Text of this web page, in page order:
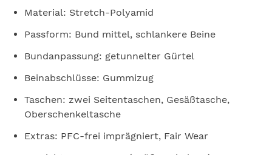
Material: Stretch-Polyamid
Passform: Bund mittel, schlankere Beine
Bundanpassung: getunnelter Gürtel
Beinabschlüsse: Gummizug
Taschen: zwei Seitentaschen, Gesäßtasche,
Oberschenkeltasche
Extras: PFC-frei imprägniert, Fair Wear